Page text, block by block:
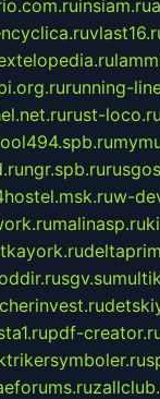
insiam.ru
running-
rust-loco.ru
ngr.spb.ru
w-
malinasp.ru
sgv.su
cherinvest.ru
pdf-